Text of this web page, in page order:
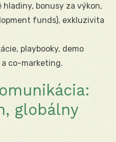
hladiny, bonusy za výkon,
funds), exkluzivita
playbooky, demo
co-marketing.
globálny